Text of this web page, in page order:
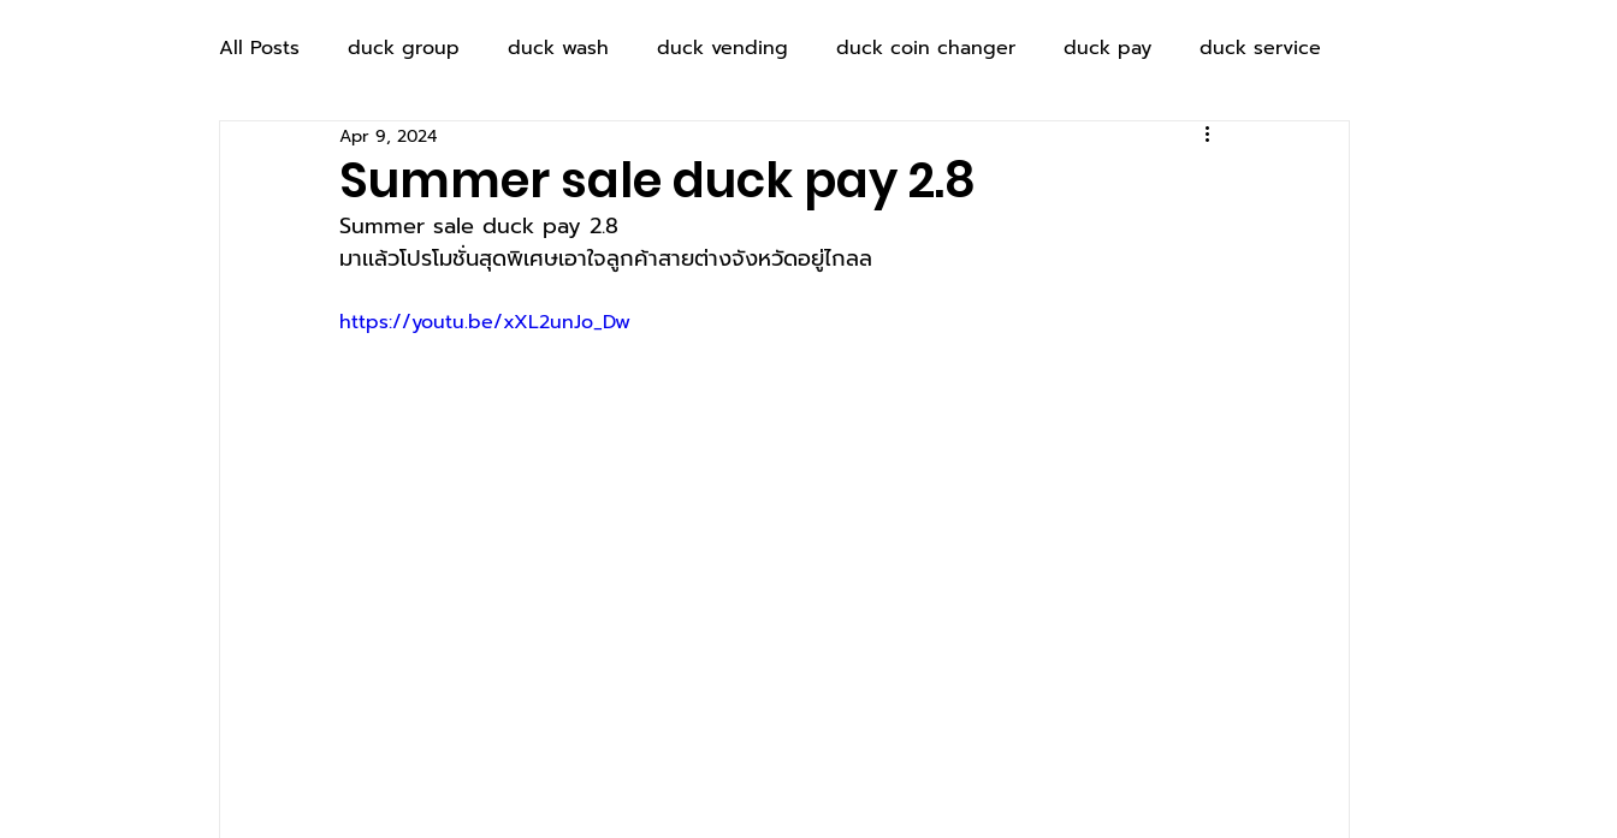
All Posts duck group duck wash duck vending duck coin changer duck pay duck service
Summer sale duck pay 2.8
Apr 9, 2024
Summer sale duck pay 2.8
มาเเล้วโปรโมชั่นสุดพิเศษเอาใจลูกค้าสายต่างจังหวัดอยู่ไกลล
https://youtu.be/xXL2unJo_Dw